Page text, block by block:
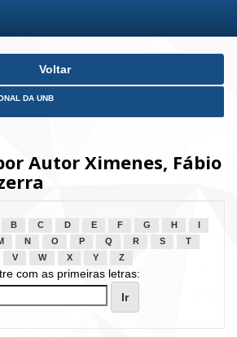
Voltar
DA UNB
Autor Ximenes, Fábio
B C D E F G H
N O P Q R S
T
V W X Y Z
com as primeiras letras: